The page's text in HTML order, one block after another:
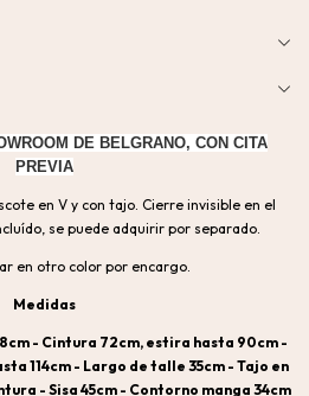
DE BELGRANO, CON CITA
PREVIA
en V y con tajo. Cierre invisible en el
se puede adquirir por separado.
en otro color por encargo.
Medidas
- Cintura 72cm, estira hasta 90cm -
114cm - Largo de talle 35cm - Tajo en
- Sisa 45cm - Contorno manga 34cm